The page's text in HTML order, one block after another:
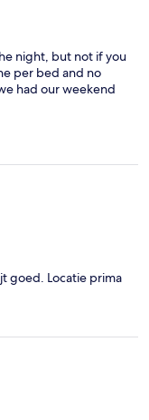
night, but not if you
per bed and no
had our weekend
goed. Locatie prima